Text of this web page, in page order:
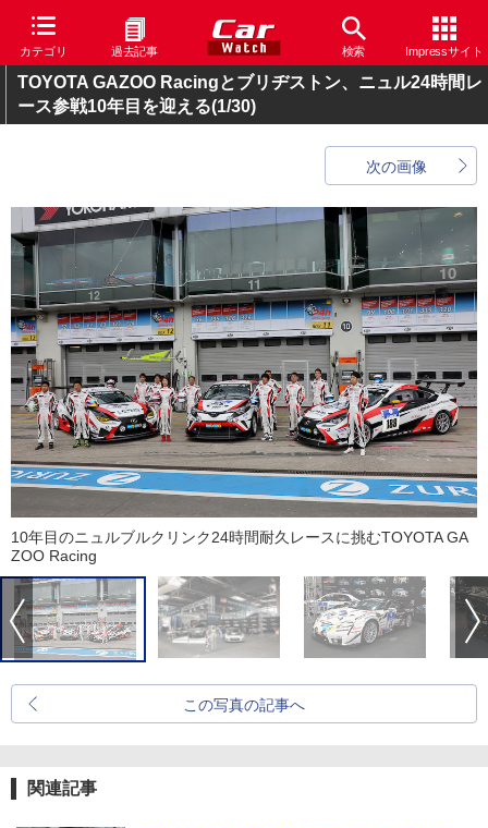
カテゴリ 過去記事 検索 Impressサイト
TOYOTA GAZOO Racingとブリヂストン、ニュル24時間レ
ース参戦10年目を迎える(1/30)
次の画像
10年目のニュルブルクリンク24時間耐久レースに挑むTOYOTA GA
ZOO Racing
この写真の記事へ
関連記事